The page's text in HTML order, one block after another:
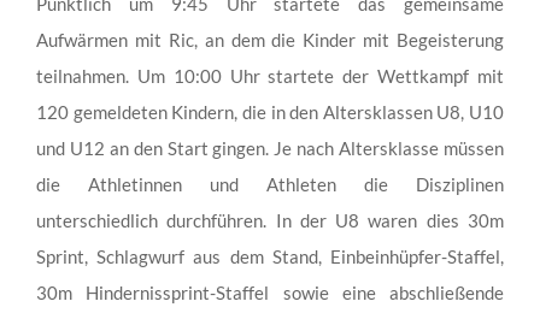
Aufwärmen mit Ric, an dem die Kinder mit Begeisterung
teilnahmen. Um 10:00 Uhr startete der Wettkampf mit
120 gemeldeten Kindern, die in den Altersklassen U8, U10
und U12 an den Start gingen. Je nach Altersklasse müssen
die Athletinnen und Athleten die Disziplinen
unterschiedlich durchführen. In der U8 waren dies 30m
Sprint, Schlagwurf aus dem Stand, Einbeinhüpfer-Staffel,
30m Hindernissprint-Staffel sowie eine abschließende